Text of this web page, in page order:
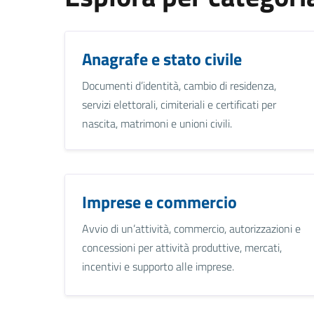
Anagrafe e stato civile
Documenti d’identità, cambio di residenza,
servizi elettorali, cimiteriali e certificati per
nascita, matrimoni e unioni civili.
Imprese e commercio
Avvio di un’attività, commercio, autorizzazioni e
concessioni per attività produttive, mercati,
incentivi e supporto alle imprese.